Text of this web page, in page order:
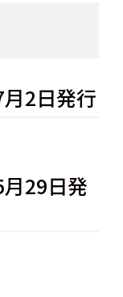
2日発行
29日発